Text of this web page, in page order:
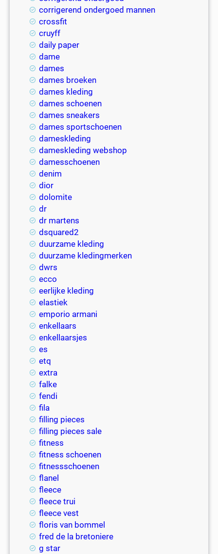
corrigerend ondergoed mannen
crossfit
cruyff
daily paper
dame
dames
dames broeken
dames kleding
dames schoenen
dames sneakers
dames sportschoenen
dameskleding
dameskleding webshop
damesschoenen
denim
dior
dolomite
dr
dr martens
dsquared2
duurzame kleding
duurzame kledingmerken
dwrs
ecco
eerlijke kleding
elastiek
emporio armani
enkellaars
enkellaarsjes
es
etq
extra
falke
fendi
fila
filling pieces
filling pieces sale
fitness
fitness schoenen
fitnessschoenen
flanel
fleece
fleece trui
fleece vest
floris van bommel
fred de la bretoniere
g star